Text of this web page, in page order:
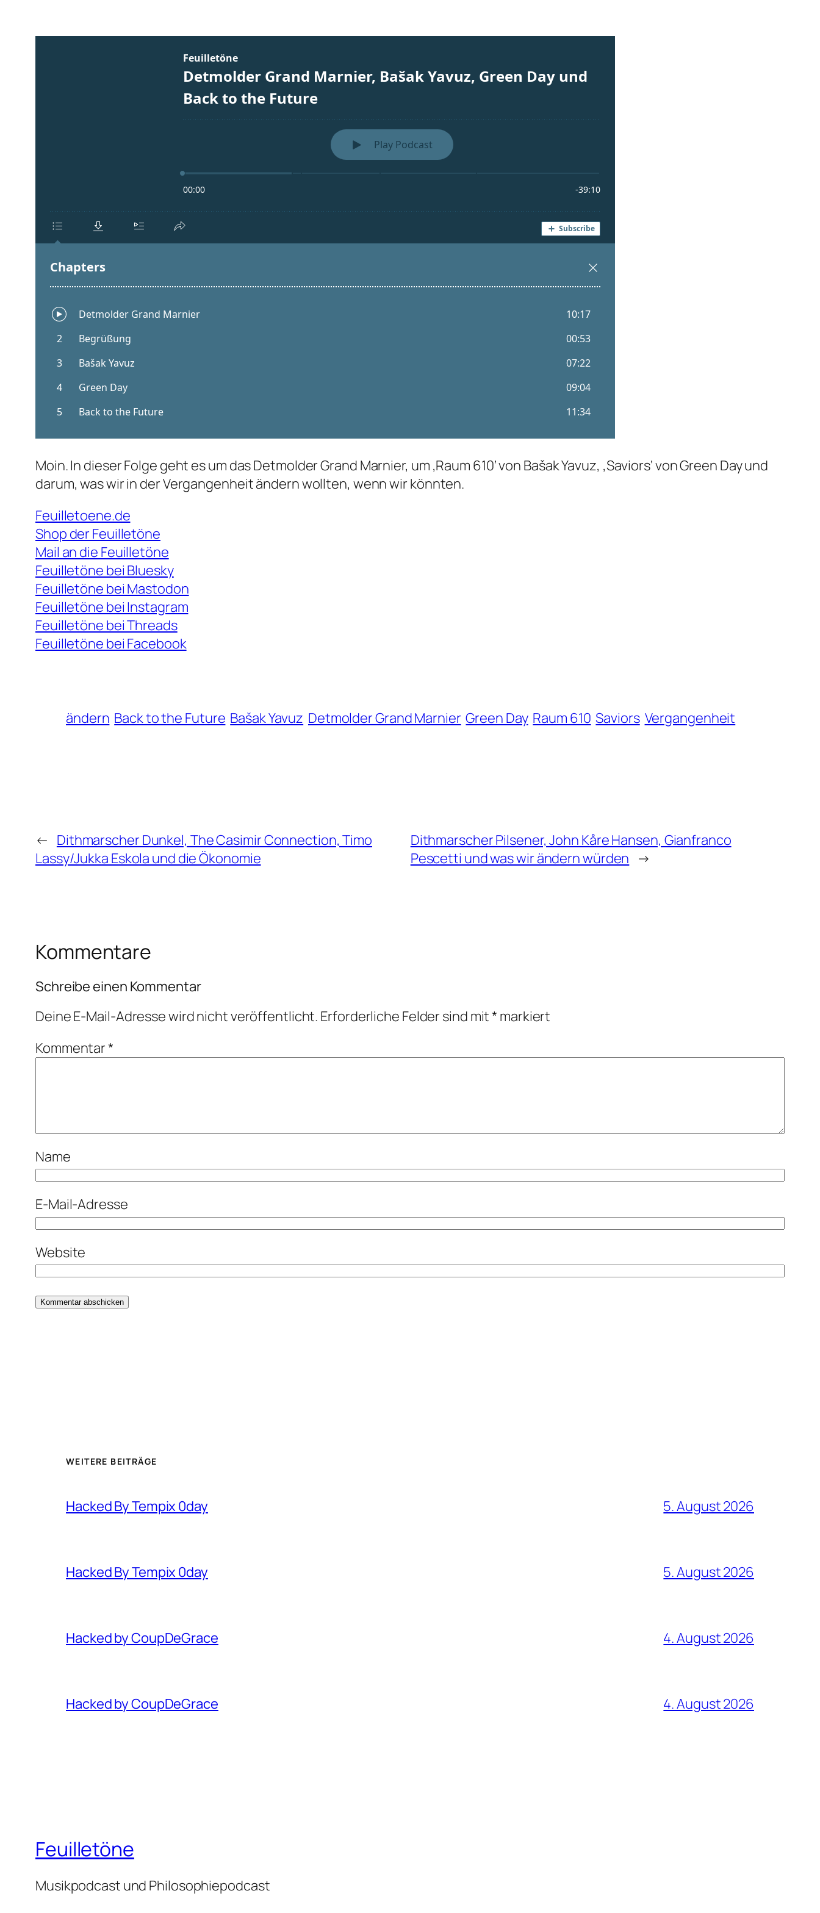
Moin. In dieser Folge geht es um das Detmolder Grand Marnier, um ‚Raum 610‘ von Bašak Yavuz, ‚Saviors‘ von Green Day und
darum, was wir in der Vergangenheit ändern wollten, wenn wir könnten.
Feuilletoene.de
Shop der Feuilletöne
Mail an die Feuilletöne
Feuilletöne bei Bluesky
Feuilletöne bei Mastodon
Feuilletöne bei Instagram
Feuilletöne bei Threads
Feuilletöne bei Facebook
ändern Back to the Future Bašak Yavuz Detmolder Grand Marnier Green Day Raum 610 Saviors Vergangenheit
← Dithmarscher Dunkel, The Casimir Connection, Timo
Lassy/Jukka Eskola und die Ökonomie
Dithmarscher Pilsener, John Kåre Hansen, Gianfranco
Pescetti und was wir ändern würden →
Kommentare
Schreibe einen Kommentar
Deine E-Mail-Adresse wird nicht veröffentlicht. Erforderliche Felder sind mit* markiert
Kommentar*
Name
E-Mail-Adresse
Website
WEITERE BEITRÄGE
Hacked By Tempix 0day 5. August 2026
Hacked By Tempix 0day 5. August 2026
Hacked by CoupDeGrace 4. August 2026
Hacked by CoupDeGrace 4. August 2026
Feuilletöne
Musikpodcast und Philosophiepodcast